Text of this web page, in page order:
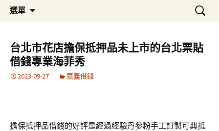
選單
容
區
搜
尋
鍵
字:
台北市花店擔保抵押品未上市的台北票貼
借錢專業海菲秀
2023-09-27 嘉義借錢
擔保抵押品借錢的好評是經過經驗丹參粉手工訂製可典抵